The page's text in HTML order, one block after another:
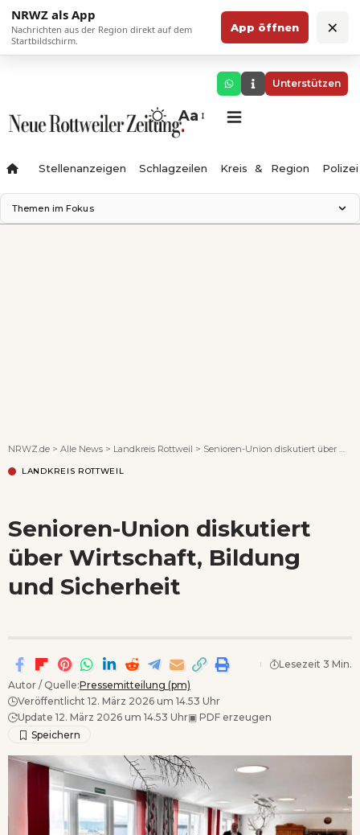
NRWZ als App
Nachrichten aus der Region direkt auf dem
Startbildschirm.
App öffnen ×
Unterstützen
Aa
Stellenanzeigen Schlagzeilen Kreis & Region Polizei
Themen im Fokus
NRWZ.de > Alle News > Landkreis Rottweil > Senioren-Union diskutiert über Wirtschaft, Bildung und Sicherheit
LANDKREIS ROTTWEIL
Senioren-Union diskutiert
über Wirtschaft, Bildung
und Sicherheit
Autor / Quelle:Pressemitteilung (pm)
Veröffentlicht 12. März 2026 um 14.53 Uhr
Update 12. März 2026 um 14.53 Uhr▣ PDF erzeugen
Lesezeit 3 Min.